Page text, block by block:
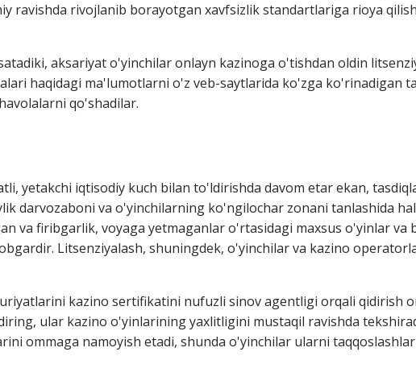
ravishda rivojlanib borayotgan xavfsizlik standartlariga rioya
aksariyat o'yinchilar onlayn kazinoga o'tishdan oldin
haqidagi ma'lumotlarni o'z veb-saytlarida ko'zga ko'rinadigan
qo'shadilar.
yetakchi iqtisodiy kuch bilan to'ldirishda davom etar ekan,
darvozaboni va o'yinchilarning ko'ngilochar zonani tanlashida
va firibgarlik, voyaga yetmaganlar o'rtasidagi maxsus o'yinlar
Litsenziyalash, shuningdek, o'yinchilar va kazino
kazino sertifikatini nufuzli sinov agentligi orqali qidirish
ular kazino o'yinlarining yaxlitligini mustaqil ravishda
ommaga namoyish etadi, shunda o'yinchilar ularni